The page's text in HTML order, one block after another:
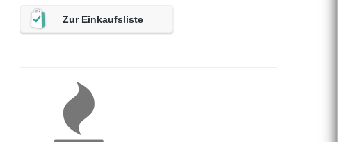
Zur Einkaufsliste